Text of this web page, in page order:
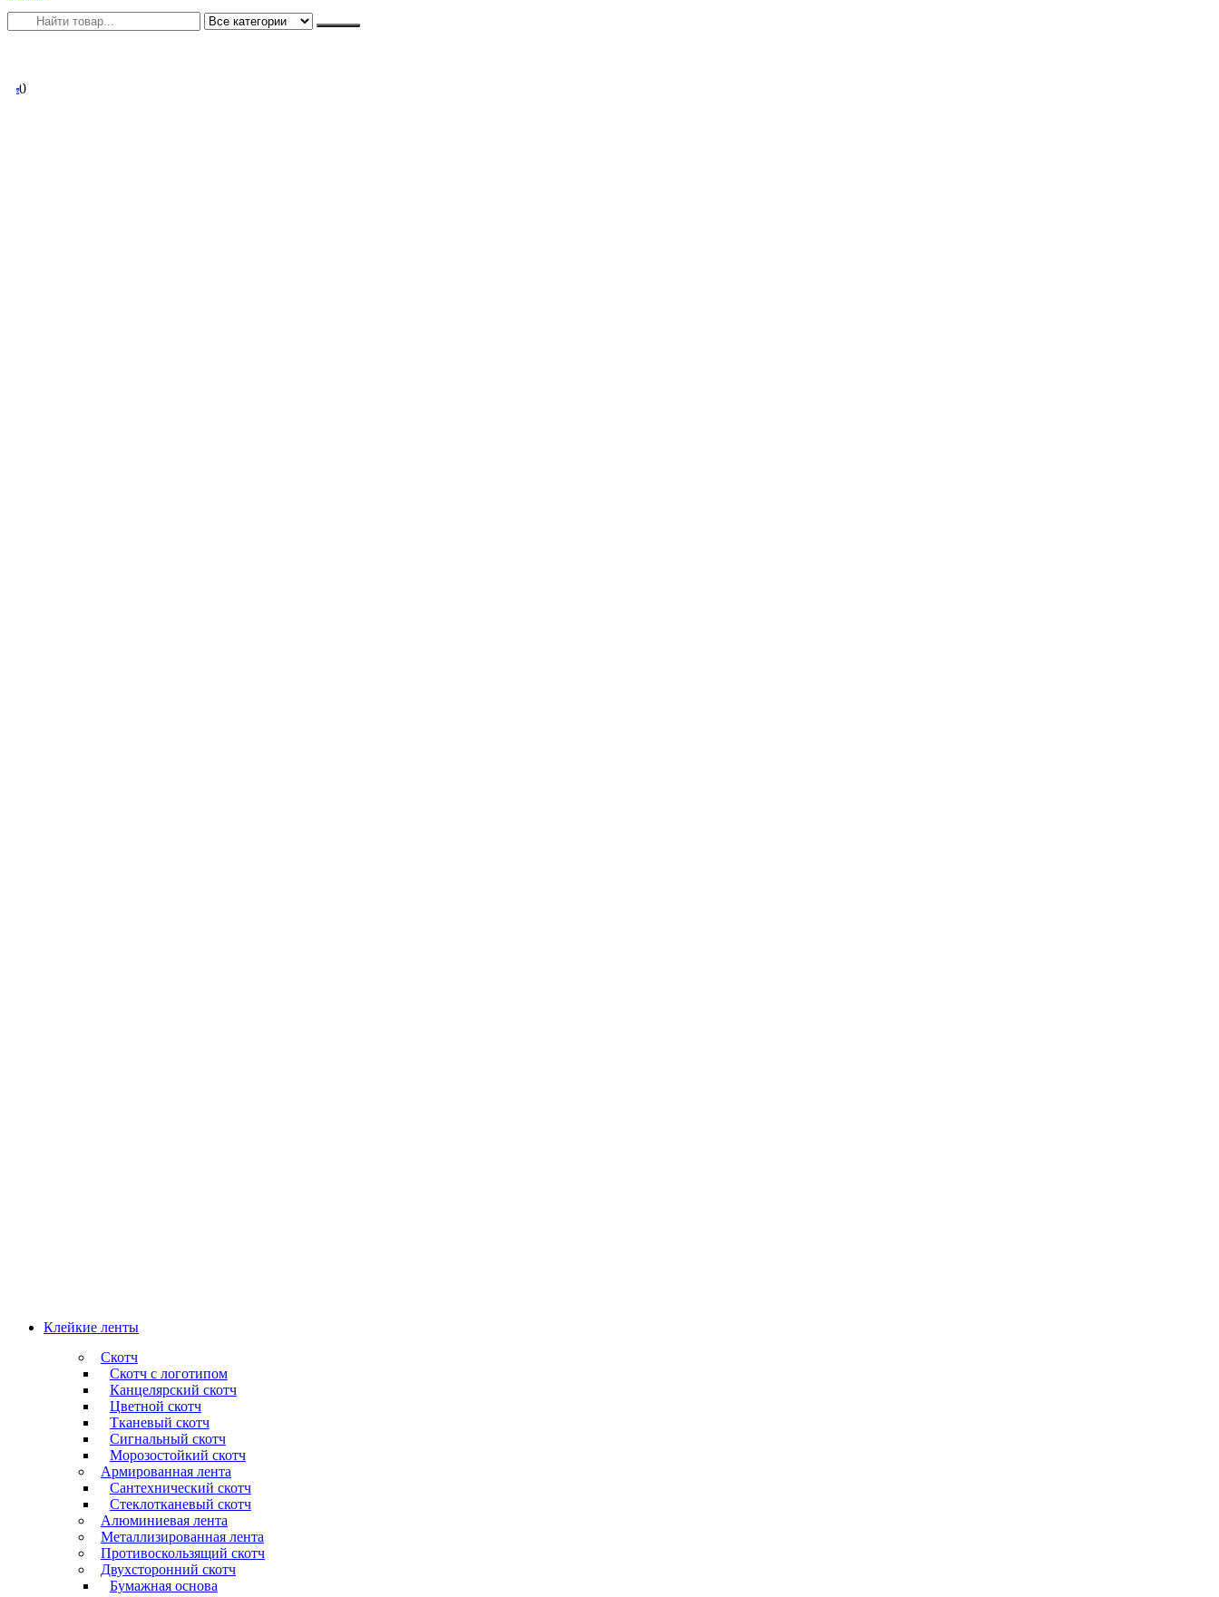
00
Клейкие ленты
Скотч
Скотч с логотипом
Канцелярский скотч
Цветной скотч
Тканевый скотч
Сигнальный скотч
Морозостойкий скотч
Армированная лента
Сантехнический скотч
Стеклотканевый скотч
Алюминиевая лента
Металлизированная лента
Противоскользящий скотч
Двухсторонний скотч
Бумажная основа